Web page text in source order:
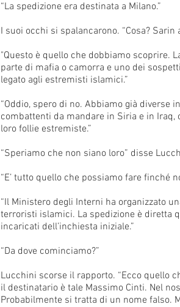
“La spedizione era destinata a Milano.”
I suoi occhi si spalancarono. “Cosa? Sarin
"Questo è quello che dobbiamo scoprire.
parte di mafia o camorra e uno dei
legato agli estremisti islamici.”
“Oddio, spero di no. Abbiamo già
combattenti da mandare in Siria e in
loro follie estremiste.”
“Speriamo che non siano loro” disse
“E’ tutto quello che possiamo fare finché
“Il Ministero degli Interni ha organizzato
terroristi islamici. La spedizione è diretta
incaricati dell’inchiesta iniziale.”
“Da dove cominciamo?”
Lucchini scorse il rapporto. “Ecco quello
il destinatario è tale Massimo Cinti. Nel
Probabilmente si tratta di un nome falso.